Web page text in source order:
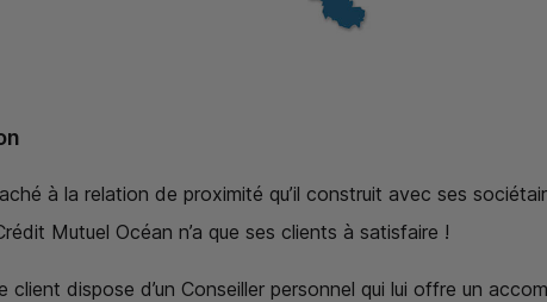
à la relation de proximité qu’il construit avec ses
Mutuel Océan n’a que ses clients à satisfaire !
client dispose d’un Conseiller personnel qui lui offre un